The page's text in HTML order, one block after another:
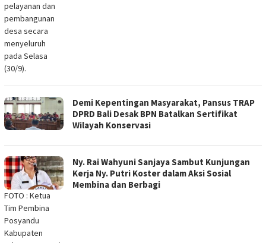
pelayanan dan
pembangunan
desa secara
menyeluruh
pada Selasa
(30/9).
Demi Kepentingan Masyarakat, Pansus TRAP
DPRD Bali Desak BPN Batalkan Sertifikat
Wilayah Konservasi
FOTO : Ketua
Tim Pembina
Posyandu
Kabupaten
Ny. Rai Wahyuni Sanjaya Sambut Kunjungan
Kerja Ny. Putri Koster dalam Aksi Sosial
Membina dan Berbagi